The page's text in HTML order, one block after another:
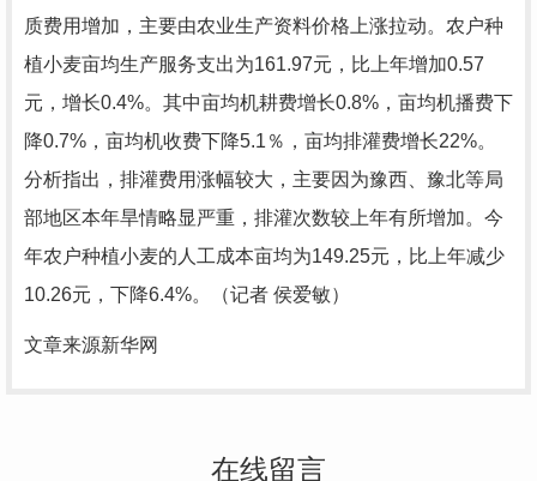
质费用增加，主要由农业生产资料价格上涨拉动。农户种
植小麦亩均生产服务支出为161.97元，比上年增加0.57
元，增长0.4%。其中亩均机耕费增长0.8%，亩均机播费下
降0.7%，亩均机收费下降5.1％，亩均排灌费增长22%。
分析指出，排灌费用涨幅较大，主要因为豫西、豫北等局
部地区本年旱情略显严重，排灌次数较上年有所增加。今
年农户种植小麦的人工成本亩均为149.25元，比上年减少
10.26元，下降6.4%。（记者 侯爱敏）
文章来源新华网
在线留言